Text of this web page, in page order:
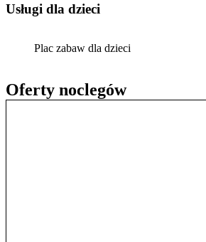
Oferty noclegów
usługi dla dzieci
Plac zabaw dla dzieci